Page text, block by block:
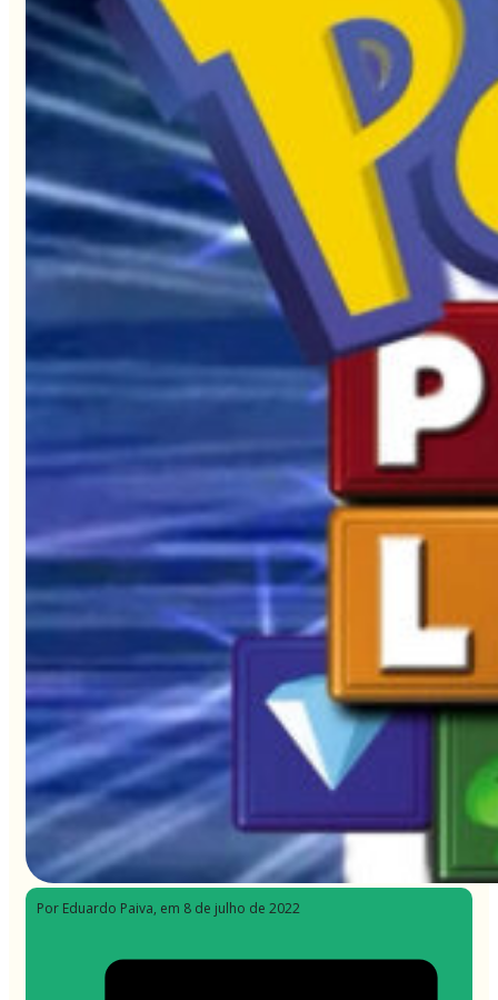
Por Eduardo Paiva, em 8 de julho de 2022